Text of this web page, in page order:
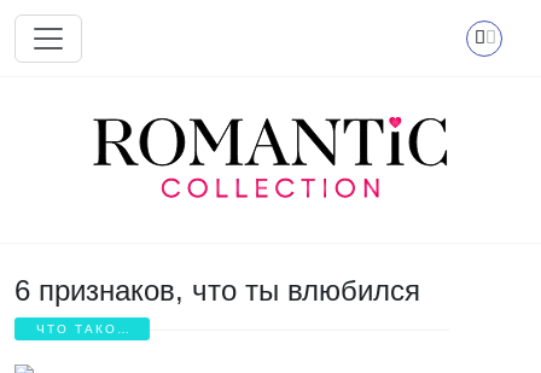
Перейти к основному содержанию
6 признаков, что ты влюбился
ЧТО ТАКОЕ